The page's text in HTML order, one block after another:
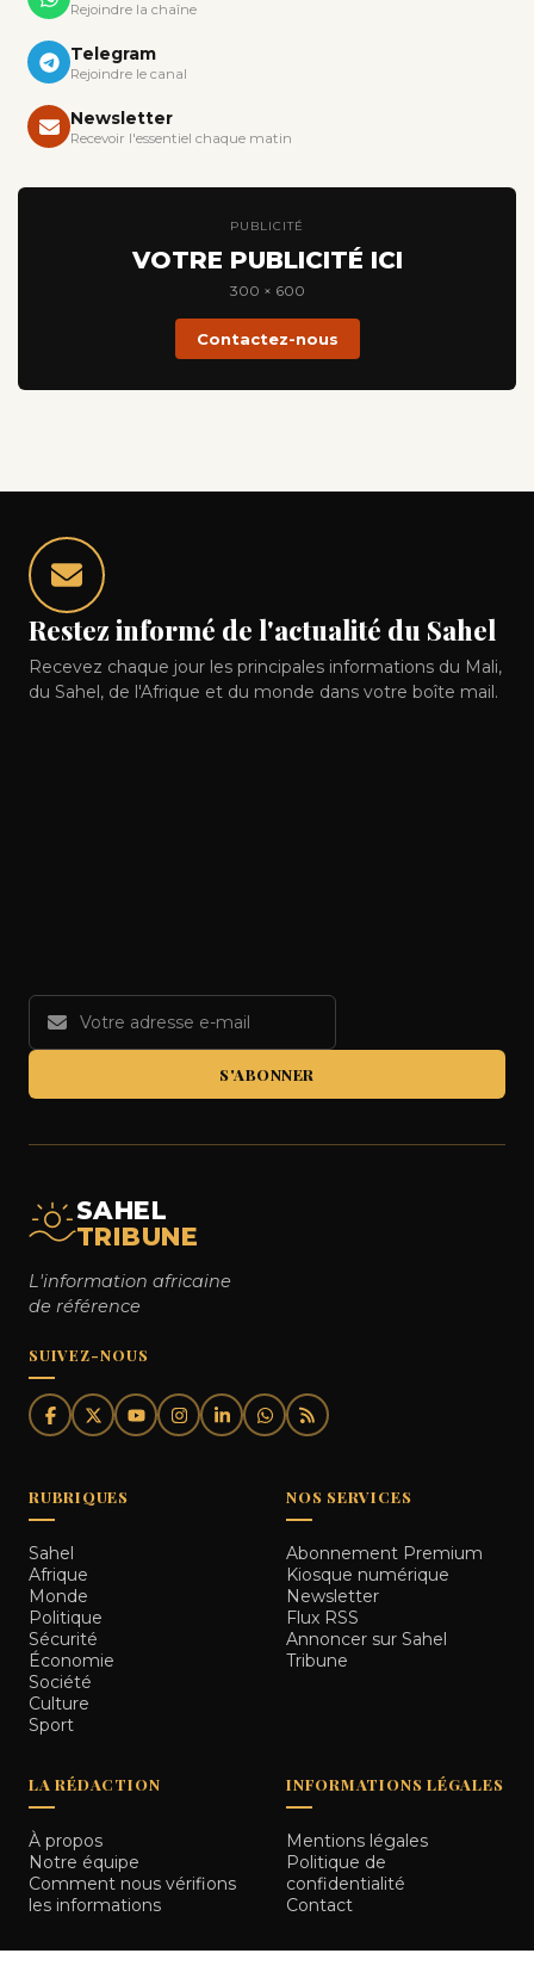
Rejoindre la chaîne
Telegram
Rejoindre le canal
Newsletter
Recevoir l'essentiel chaque matin
PUBLICITÉ
VOTRE PUBLICITÉ ICI
300 × 600
Contactez-nous
Restez informé de l'actualité du Sahel
Recevez chaque jour les principales informations du Mali,
du Sahel, de l'Afrique et du monde dans votre boîte mail.
S'ABONNER
SAHEL
TRIBUNE
L'information africaine
de référence
SUIVEZ-NOUS
RUBRIQUES
Sahel
Afrique
Monde
Politique
Sécurité
Économie
Société
Culture
Sport
NOS SERVICES
Abonnement Premium
Kiosque numérique
Newsletter
Flux RSS
Annoncer sur Sahel
Tribune
LA RÉDACTION
À propos
Notre équipe
Comment nous vérifions
les informations
INFORMATIONS LÉGALES
Mentions légales
Politique de
confidentialité
Contact